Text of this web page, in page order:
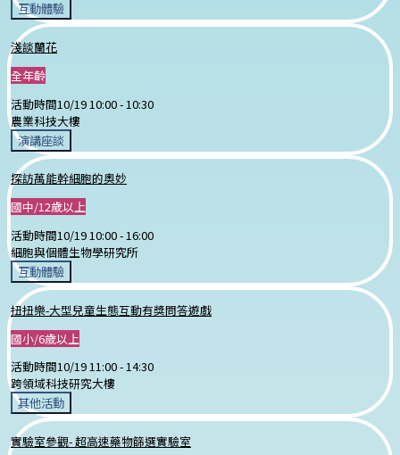
互動體驗
淺談蘭花
全年齡
活動時間10/19 10:00 - 10:30
農業科技大樓
演講座談
探訪萬能幹細胞的奧妙
國中/12歲以上
活動時間10/19 10:00 -16:00
細胞與個體生物學研究所
互動體驗
扭扭樂-大型兒童生態互動有獎問答遊戲
國小/6歲以上
活動時間10/19 11:00 -14:30
跨領域科技研究大樓
其他活動
實驗室參觀- 超高速藥物篩選實驗室